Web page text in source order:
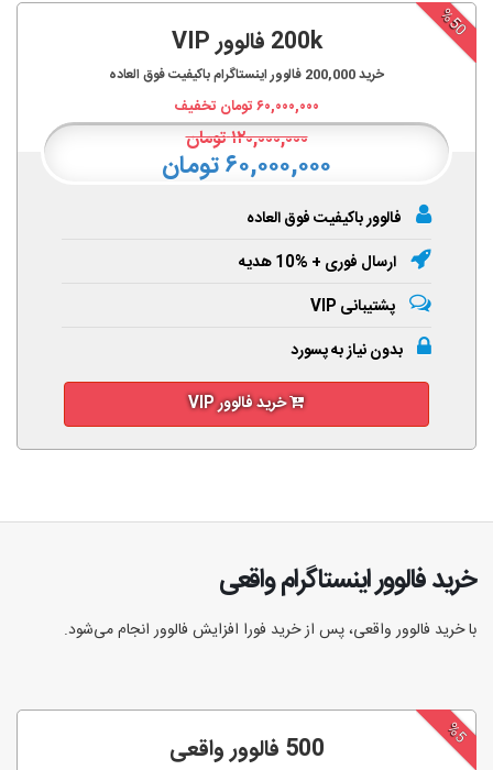
%50
200k فالوور VIP
خرید200,000 فالوور اینستاگرام باکیفیت فوق العاده
۶۰,۰۰۰,۰۰۰تومان تخفیف
۱۲۰,۰۰۰,۰۰۰تومان
۶۰,۰۰۰,۰۰۰ تومان
فالوور باکیفیت فوق العاده
ارسال فوری + %10 هدیه
پشتیبانی VIP
بدون نیاز به پسورد
خرید فالوور VIP
خرید فالوور اینستاگرام واقعی
با خرید فالوور واقعی، پس از خرید فورا افزایش فالوور انجام‌ می‌شود.
%5 500 فالوور واقعی